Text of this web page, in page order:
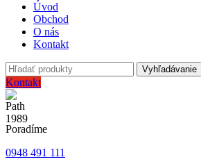
Úvod
Obchod
O nás
Kontakt
Vyhľadávanie
Kontakt
Poradíme
0948 491 111